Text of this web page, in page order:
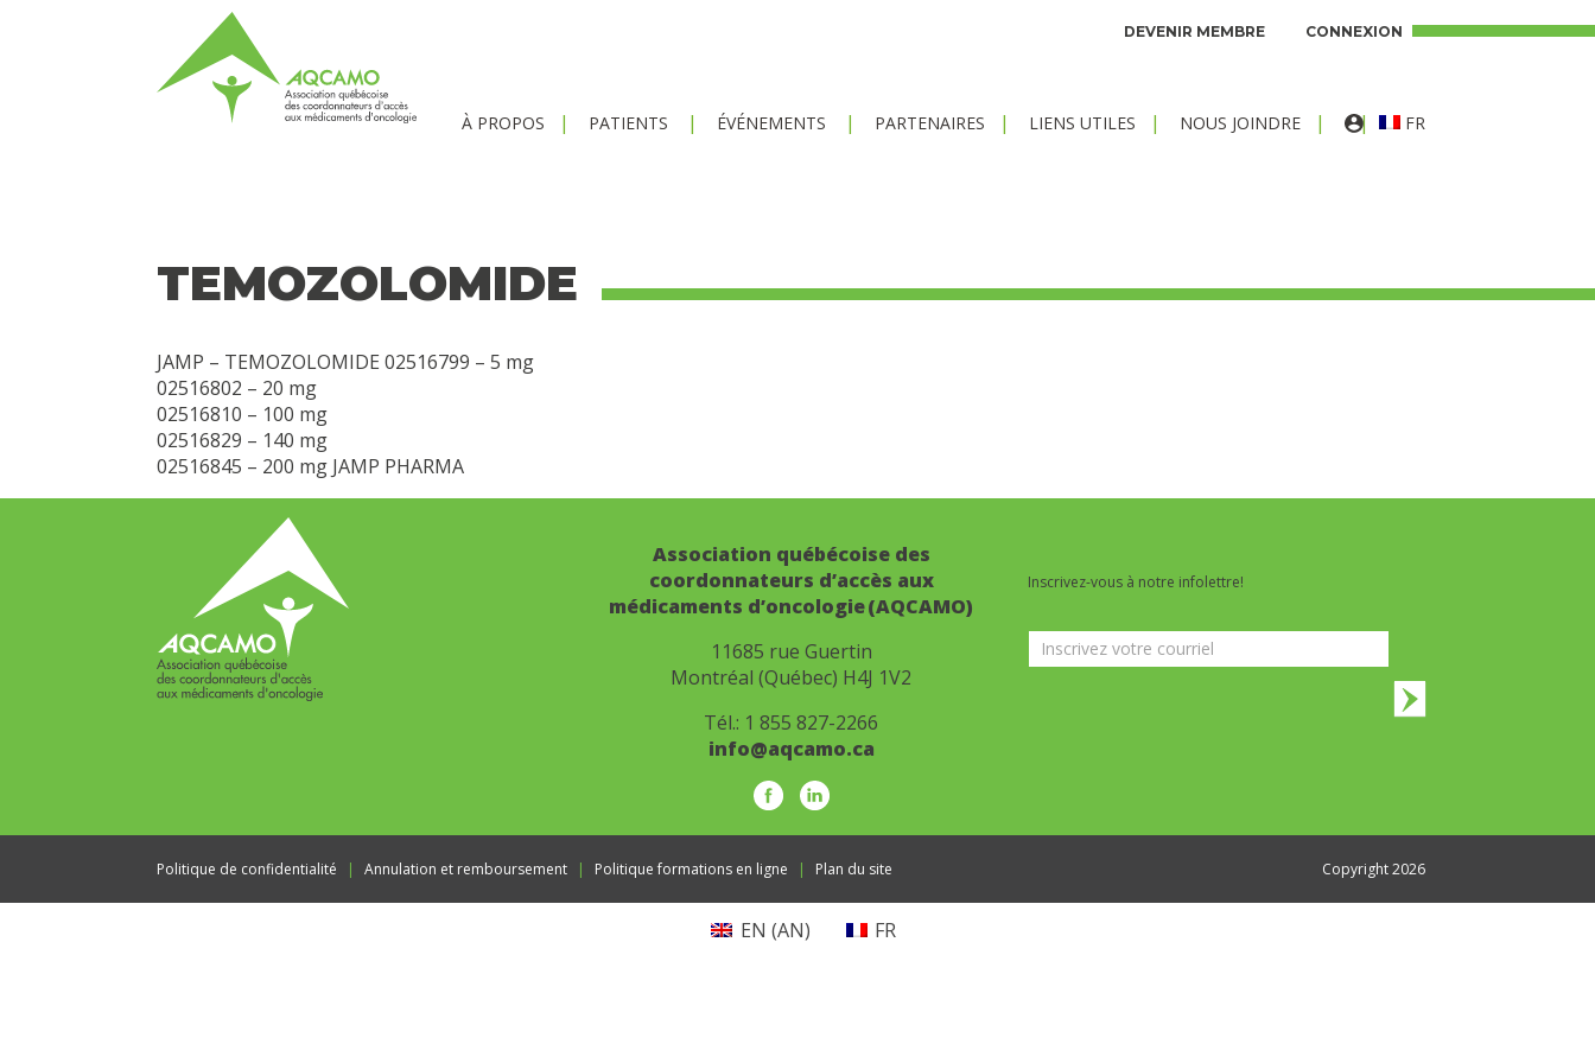
DEVENIR MEMBRE CONNEXION
À PROPOS PATIENTS ÉVÉNEMENTS PARTENAIRES LIENS UTILES NOUS JOINDRE FR
TEMOZOLOMIDE
JAMP – TEMOZOLOMIDE 02516799 – 5 mg
02516802 – 20 mg
02516810 – 100 mg
02516829 – 140 mg
02516845 – 200 mg JAMP PHARMA
Association québécoise des
coordonnateurs d’accès aux
médicaments d’oncologie (AQCAMO)
11685 rue Guertin
Montréal (Québec) H4J 1V2
Tél.: 1 855 827-2266
info@aqcamo.ca
Inscrivez-vous à notre infolettre!
Politique de confidentialité Annulation et remboursement Politique formations en ligne Plan du site Copyright 2026
EN (AN) FR